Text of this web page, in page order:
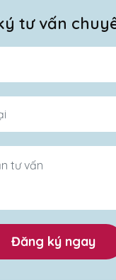
tư vấn
Đăng ký ngay